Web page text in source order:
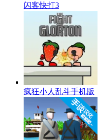
闪客快打3
疯狂小人乱斗手机版